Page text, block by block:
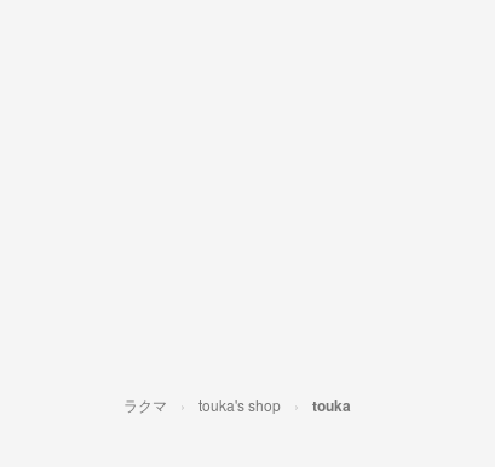
ラクマ touka's shop touka